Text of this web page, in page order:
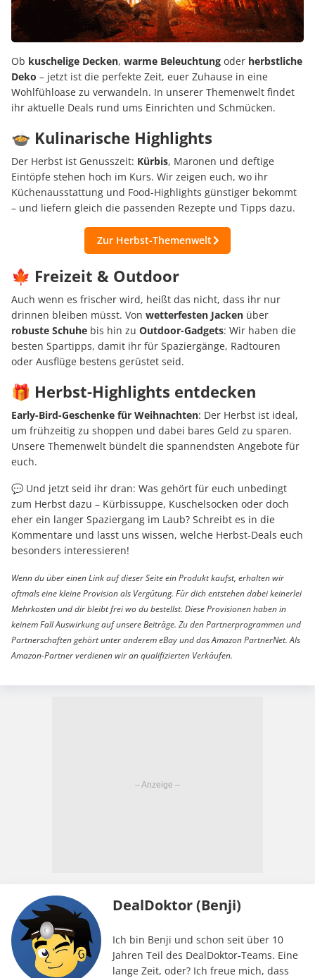
Ob kuschelige Decken, warme Beleuchtung oder herbstliche
Deko – jetzt ist die perfekte Zeit, euer Zuhause in eine
Wohlfühloase zu verwandeln. In unserer Themenwelt findet
ihr aktuelle Deals rund ums Einrichten und Schmücken.
🍲 Kulinarische Highlights
Der Herbst ist Genusszeit: Kürbis, Maronen und deftige
Eintöpfe stehen hoch im Kurs. Wir zeigen euch, wo ihr
Küchenausstattung und Food-Highlights günstiger bekommt
– und liefern gleich die passenden Rezepte und Tipps dazu.
Zur Herbst-Themenwelt
🍁 Freizeit & Outdoor
Auch wenn es frischer wird, heißt das nicht, dass ihr nur
drinnen bleiben müsst. Von wetterfesten Jacken über
robuste Schuhe bis hin zu Outdoor-Gadgets: Wir haben die
besten Spartipps, damit ihr für Spaziergänge, Radtouren
oder Ausflüge bestens gerüstet seid.
🎁 Herbst-Highlights entdecken
Early-Bird-Geschenke für Weihnachten: Der Herbst ist ideal,
um frühzeitig zu shoppen und dabei bares Geld zu sparen.
Unsere Themenwelt bündelt die spannendsten Angebote für
euch.
💬 Und jetzt seid ihr dran: Was gehört für euch unbedingt
zum Herbst dazu – Kürbissuppe, Kuschelsocken oder doch
eher ein langer Spaziergang im Laub? Schreibt es in die
Kommentare und lasst uns wissen, welche Herbst-Deals euch
besonders interessieren!
Wenn du über einen Link auf dieser Seite ein Produkt kaufst, erhalten wir
oftmals eine kleine Provision als Vergütung. Für dich entstehen dabei keinerlei
Mehrkosten und dir bleibt frei wo du bestellst. Diese Provisionen haben in
keinem Fall Auswirkung auf unsere Beiträge. Zu den Partnerprogrammen und
Partnerschaften gehört unter anderem eBay und das Amazon PartnerNet. Als
Amazon-Partner verdienen wir an qualifizierten Verkäufen.
DealDoktor (Benji)
Ich bin Benji und schon seit über 10
Jahren Teil des DealDoktor-Teams. Eine
lange Zeit, oder? Ich freue mich, dass